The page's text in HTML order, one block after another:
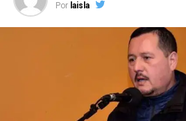
Por laisla